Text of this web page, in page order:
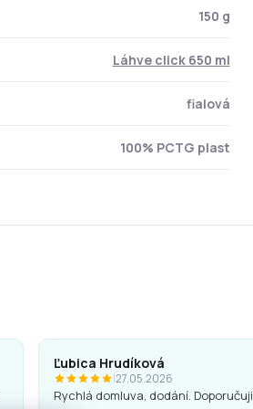
150 g
Láhve click 650 ml
fialová
100% PCTG plast
Ľubica Hrudíková
|27.05.2026
Rychlá domluva, dodání. Doporučuji